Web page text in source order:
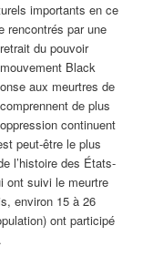
importants en ce
rencontrés par une
du pouvoir
Black
aux meurtres de
de plus
continuent
peut-être le plus
l’histoire des États-
ont suivi le meurtre
environ 15 à 26
ont participé